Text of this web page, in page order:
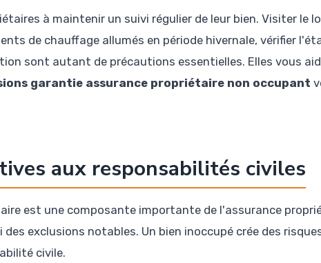
à maintenir un suivi régulier de leur bien. Visiter le
de chauffage allumés en période hivernale, vérifier
sont autant de précautions essentielles. Elles vous
garantie assurance propriétaire non occupant
aux responsabilités civiles
est une composante importante de l'assurance
exclusions notables. Un bien inoccupé crée des
civile.